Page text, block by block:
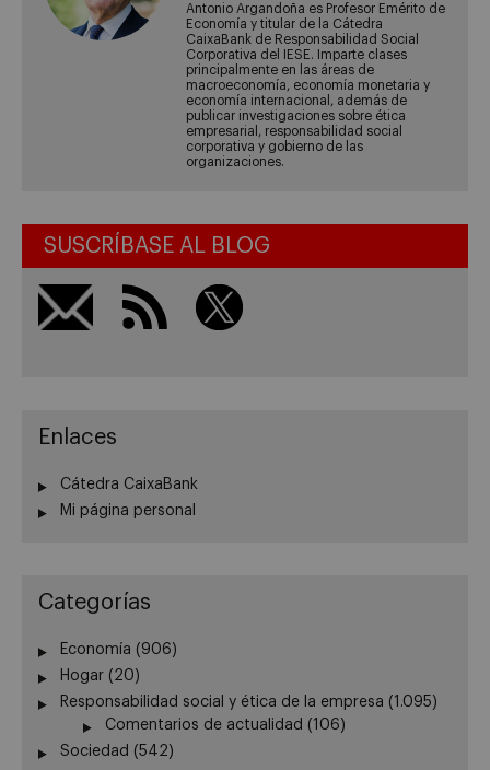
Antonio Argandoña es Profesor Emérito de
Economía y titular de la Cátedra
CaixaBank de Responsabilidad Social
Corporativa del IESE. Imparte clases
principalmente en las áreas de
macroeconomía, economía monetaria y
economía internacional, además de
publicar investigaciones sobre ética
empresarial, responsabilidad social
corporativa y gobierno de las
organizaciones.
SUSCRÍBASE AL BLOG
Enlaces
Cátedra CaixaBank
Mi página personal
Categorías
Economía (906)
Hogar (20)
Responsabilidad social y ética de la empresa (1.095)
Comentarios de actualidad (106)
Sociedad (542)